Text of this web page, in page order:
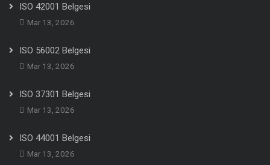
ISO 42001 Belgesi
Mar 13, 2026
ISO 56002 Belgesi
Mar 13, 2026
ISO 37301 Belgesi
Mar 13, 2026
ISO 44001 Belgesi
Mar 13, 2026